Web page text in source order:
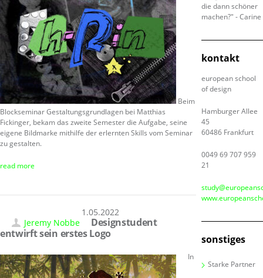
Beim
Blockseminar Gestaltungsgrundlagen bei Matthias
Fickinger, bekam das zweite Semester die Aufgabe, seine
eigene Bildmarke mithilfe der erlernten Skills vom Seminar
zu gestalten.
read more
31.05.2022
Jeremy Nobbe
Designstudent
entwirft sein erstes Logo
In
die dann schöner
machen?" - Carine
kontakt
european school
of design
Hamburger Allee
45
60486 Frankfurt
0049 69 707 959
21
sonstiges
Starke Partner